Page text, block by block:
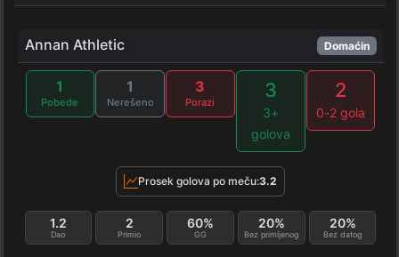
Annan Athletic Domaćin
1
Pobede
1
Nerešeno
3
Porazi
3
3+
golova
2
0-2 gola
Prosek golova po meču:3.2
Dao
1.2
Primio
2
GG
60%
Bez primljenog
20%
Bez datog
20%